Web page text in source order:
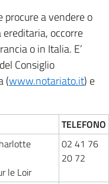
procure a vendere o
occorre
o in Italia. E’
Consiglio
(www.notariato.it) e
TELEFONO
le Loir
02 41 76
20 72